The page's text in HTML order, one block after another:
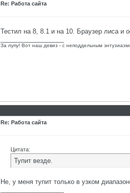
Re: Работа сайта
Тестил на 8, 8.1 и на 10. Браузер лиса и
За лупу! Вот наш девиз - с неподдельным
Re: Работа сайта
Цитата:
Тупит везде.
Не, у меня тупит только в узком